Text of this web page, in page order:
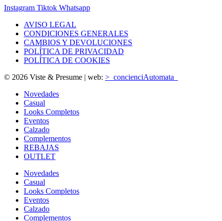
Instagram Tiktok Whatsapp
AVISO LEGAL
CONDICIONES GENERALES
CAMBIOS Y DEVOLUCIONES
POLÍTICA DE PRIVACIDAD
POLÍTICA DE COOKIES
© 2026 Viste & Presume | web: >_concienciAutomata_
Novedades
Casual
Looks Completos
Eventos
Calzado
Complementos
REBAJAS
OUTLET
Novedades
Casual
Looks Completos
Eventos
Calzado
Complementos